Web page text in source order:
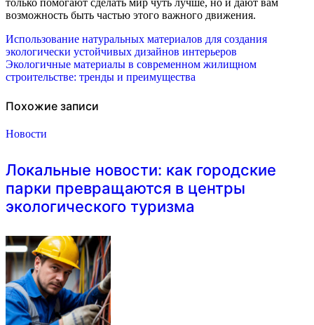
только помогают сделать мир чуть лучше, но и дают вам
возможность быть частью этого важного движения.
Навигация
по
записям
Использование натуральных материалов для создания
экологически устойчивых дизайнов интерьеров
Экологичные материалы в современном жилищном
строительстве: тренды и преимущества
Похожие записи
Новости
Локальные новости: как городские
парки превращаются в центры
экологического туризма